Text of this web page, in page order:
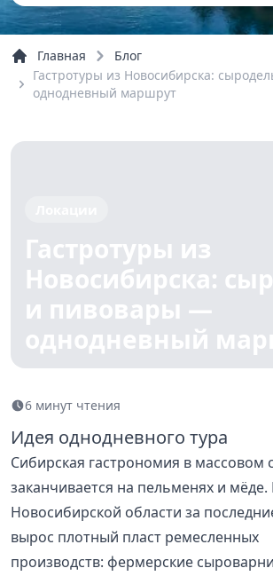
Главная
Блог
Гастротуры из Новосибирска:
однодневный маршрут
Гастротуры из
Новосибирска:
и пивовары —
однодневный
6 минут чтения
Идея однодневного тура
Сибирская гастрономия в массовом
заканчивается на пельменях и мёде.
Новосибирской области за
вырос плотный пласт ремесленных
производств: фермерские